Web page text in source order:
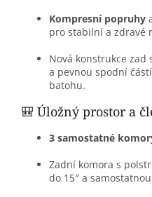
Kompresní popruhy
pro stabilní a zdravé
Nová konstrukce
a pevnou spodní
batohu.
🎒 Úložný prostor a
3 samostatné
Zadní komora s
do 15″ a